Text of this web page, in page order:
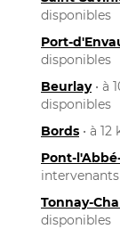
disponibles
Port-
disponibles
Beurlay• à
disponibles
Bords • à
Pont-
Tonnay-
disponibles